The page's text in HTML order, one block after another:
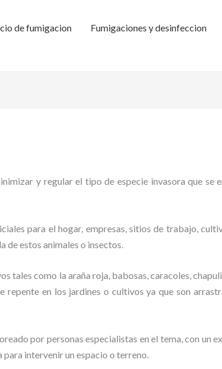
de fumigacion Fumigaciones y desinfeccion
y regular el tipo de especie invasora que se
para el hogar, empresas, sitios de trabajo,
estos animales o insectos.
tales como la araña roja, babosas, caracoles,
en los jardines o cultivos ya que son
por personas especialistas en el tema, con un
intervenir un espacio o terreno.